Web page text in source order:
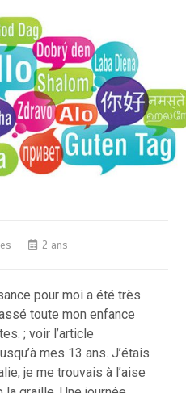
2 ans
pour moi a été très
toute mon enfance
; voir l’article
mes 13 ans. J’étais
je me trouvais à l’aise